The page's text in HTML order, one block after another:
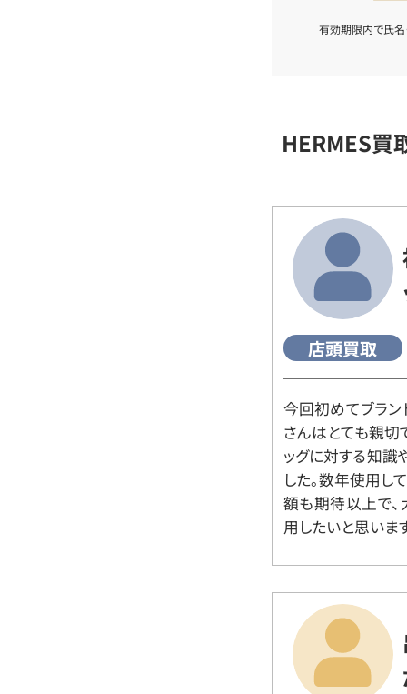
有効期限内で氏名
HERMES買
店頭買取
今回初めてブラン
さんはとても親切
ッグに対する知識
した。数年使用し
額も期待以上で、
用したいと思いま